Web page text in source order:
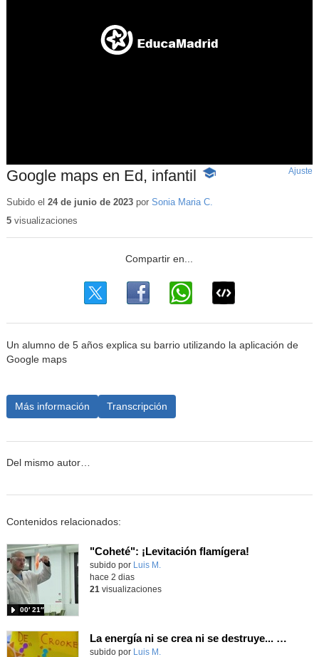
Google maps en Ed, infantil
-
educativo
Ajuste
Subido el 24 de junio de 2023por Sonia Maria C.
5visualizaciones
Un alumno de 5 años explica su barrio utilizando la aplicación de
Google maps
Más información Transcripción
Del mismo autor…
Contenidos relacionados:
"Coheté": ¡Levitación flamígera!
Contenido educativo.
subido por Luis M.
00′ 21″
hace 2 dias
21 visualizaciones
La energía ni se crea ni se destruye... ¡se experimenta! El Tierno en la Feria Madrid es Ciencia 2026
Contenido educativo.
subido por Luis M.